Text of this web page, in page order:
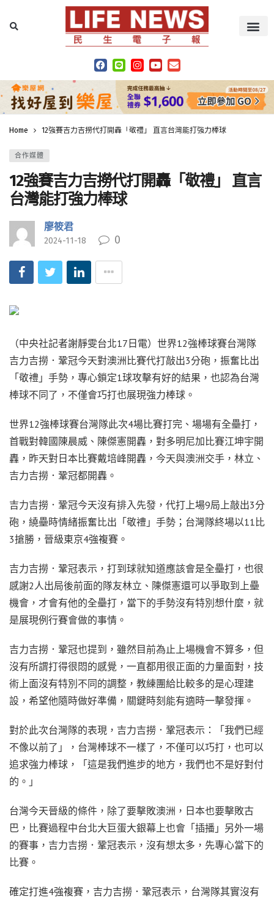
Home 12強賽吉力吉撈代打開轟「敬禮」 直言台灣能打強力棒球
合作媒體
12強賽吉力吉撈代打開轟「敬禮」 直言
台灣能打強力棒球
廖筱君
2024-11-18 0
（中央社記者謝靜雯台北17日電）世界12強棒球賽台灣隊
吉力吉撈．鞏冠今天對澳洲比賽代打敲出3分砲，振奮比出
「敬禮」手勢，專心鎖定1球攻擊有好的結果，也認為台灣
棒球不同了，不僅會巧打也展現強力棒球。
世界12強棒球賽台灣隊此次4場比賽打完、場場有全壘打，
首戰對韓國陳晨威、陳傑憲開轟，對多明尼加比賽江坤宇開
轟，昨天對日本比賽戴培峰開轟，今天與澳洲交手，林立、
吉力吉撈．鞏冠都開轟。
吉力吉撈．鞏冠今天沒有排入先發，代打上場9局上敲出3分
砲，繞壘時情緒振奮比出「敬禮」手勢；台灣隊終場以11比
3搶勝，晉級東京4強複賽。
吉力吉撈．鞏冠表示，打到球就知道應該會是全壘打，也很
感謝2人出局後前面的隊友林立、陳傑憲還可以爭取到上壘
機會，才會有他的全壘打，當下的手勢沒有特別想什麼，就
是展現例行賽會做的事情。
吉力吉撈．鞏冠也提到，雖然目前為止上場機會不算多，但
沒有所謂打得很悶的感覺，一直都用很正面的力量面對，技
術上面沒有特別不同的調整，教練團給比較多的是心理建
設，希望他隨時做好準備，關鍵時刻能有適時一擊發揮。
對於此次台灣隊的表現，吉力吉撈．鞏冠表示：「我們已經
不像以前了」，台灣棒球不一樣了，不僅可以巧打，也可以
追求強力棒球，「這是我們進步的地方，我們也不是好對付
的。」
台灣今天晉級的條件，除了要擊敗澳洲，日本也要擊敗古
巴，比賽過程中台北大巨蛋大銀幕上也會「插播」另外一場
的賽事，吉力吉撈．鞏冠表示，沒有想太多，先專心當下的
比賽。
確定打進4強複賽，吉力吉撈．鞏冠表示，台灣隊其實沒有